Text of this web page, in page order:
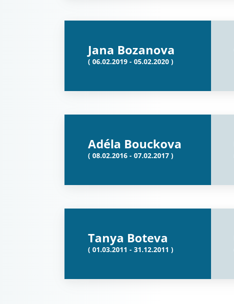
Jana Bozanova
( 06.02.2019 - 05.02.2020 )
Adéla Bouckova
( 08.02.2016 - 07.02.2017 )
Tanya Boteva
( 01.03.2011 - 31.12.2011 )